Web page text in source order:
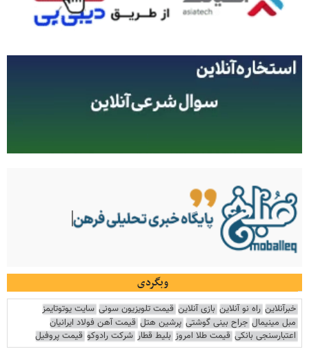
وبگردی
خبرآنلاین راه نو آنلاین بازی آنلاین قیمت تلویزیون سونی سایت یوتوتایمز
مبل مینیمال جراح بینی گوشتی پرشین هتل قیمت آهن فولاد ایرانیان
اعتبارسنجی بانکی قیمت طلا امروز بلیط قطار شرکت رادوکو قیمت پروفیل